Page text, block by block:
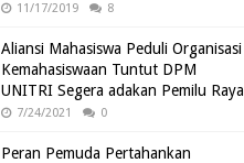
11/17/2019 8
Aliansi Mahasiswa Peduli Organisasi
Kemahasiswaan Tuntut DPM
UNITRI Segera adakan Pemilu Raya
7/24/2021 0
Peran Pemuda Pertahankan